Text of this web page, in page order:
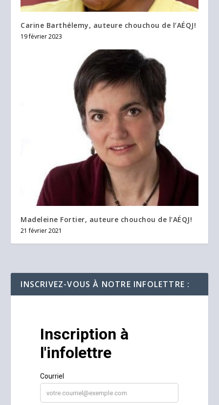
Carine Barthélemy, auteure chouchou de l’AÉQJ!
19 février 2023
Madeleine Fortier, auteure chouchou de l’AÉQJ!
21 février 2021
INSCRIVEZ-VOUS À NOTRE INFOLETTRE :